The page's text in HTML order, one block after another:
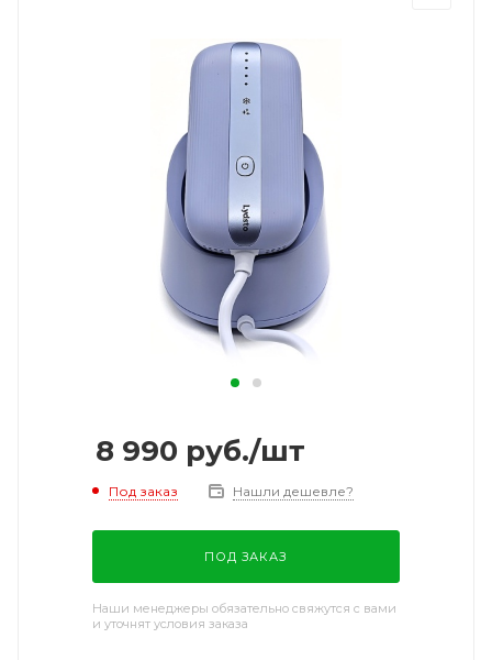
8 990 руб./шт
Под заказ Нашли дешевле?
ПОД ЗАКАЗ
Наши менеджеры обязательно свяжутся с вами
и уточнят условия заказа